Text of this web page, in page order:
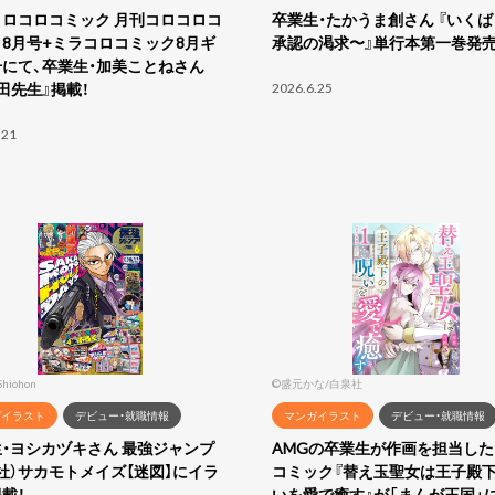
コロコミック 月刊コロコロコ
月号+ミラコロコミック8月ギ
て、卒業生・加美ことねさん
先生』掲載！
卒業生・たかうま創さん 『いく
承認の渇求〜』単行本第一巻発売
2026.6.25
ラスト
デビュー・就職情報
ヨシカヅキさん 最強ジャンプ
）サカモトメイズ【迷図】にイラ
©盛元かな/白泉社
マンガイラスト
デビュー・就職情報
AMGの卒業生が作画を担当し
コミック『替え玉聖女は王子殿